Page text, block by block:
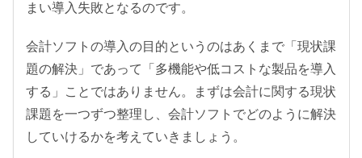
まい導入失敗となるのです。
会計ソフトの導入の目的というのはあくまで「現状課
題の解決」であって「多機能や低コストな製品を導入
する」ことではありません。まずは会計に関する現状
課題を一つずつ整理し、会計ソフトでどのように解決
していけるかを考えていきましょう。